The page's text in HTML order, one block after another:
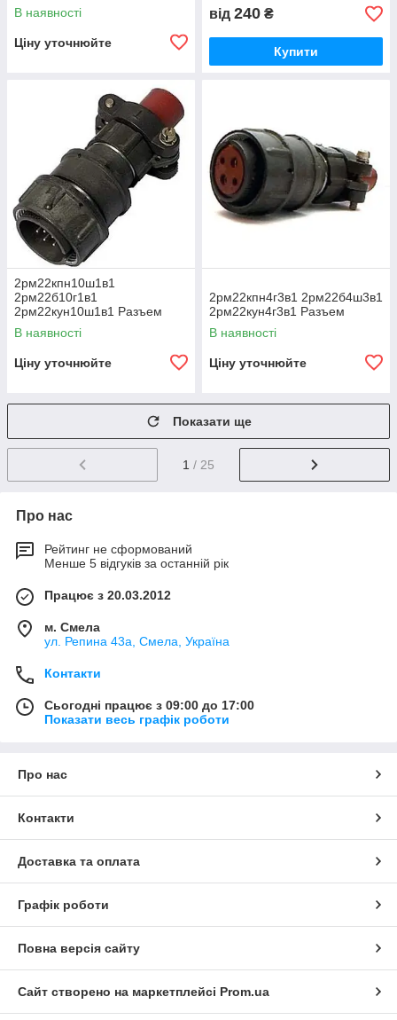
В наявності
Ціну уточнюйте
від 240 ₴
Купити
2рм22кпн10ш1в1
2рм22б10г1в1
2рм22кун10ш1в1 Разъем
В наявності
Ціну уточнюйте
2рм22кпн4г3в1 2рм22б4ш3в1
2рм22кун4г3в1 Разъем
В наявності
Ціну уточнюйте
Показати ще
1 / 25
Про нас
Рейтинг не сформований
Менше 5 відгуків за останній рік
Працює з 20.03.2012
м. Смела
ул. Репина 43а, Смела, Україна
Контакти
Сьогодні працює з 09:00 до 17:00
Показати весь графік роботи
Про нас
Контакти
Доставка та оплата
Графік роботи
Повна версія сайту
Сайт створено на маркетплейсі Prom.ua